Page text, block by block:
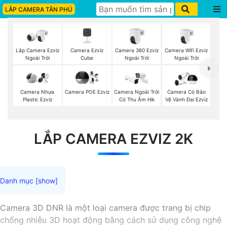
LẮP CAMERA TÂN PHÚ
Lắp Camera Ezviz
Ngoài Trời
Camera Ezviz
Cube
Camera 360 Ezviz
Ngoài Trời
Camera Wifi Ezviz
Ngoài Trời
Camera Nhựa
Plastic Ezviz
Camera POE Ezviz
Camera Ngoài Trời
Có Thu Âm Hik
Camera Có Bảo
Vệ Vành Đai Ezviz
LẮP CAMERA EZVIZ 2K
Camera 3D DNR là một loại camera được trang bị chip
chống nhiễu 3D hoạt động bằng cách sử dụng công nghệ